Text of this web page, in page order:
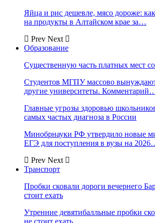
Яйца и рис дешевле, мясо дороже:
на продукты в Алтайском крае за…
Prev Next
Образование
Существенную часть платных мест
Студентов МГПУ массово вынуждают
другие университеты.
Главные угрозы здоровью
самых частых диагноза в России
Минобрнауки РФ утвердило новые
ЕГЭ для поступления в вузы на
Prev Next
Транспорт
Пробки сковали дороги вечернего
стоит ехать
Утренние девятибалльные пробки
не стоит ехать